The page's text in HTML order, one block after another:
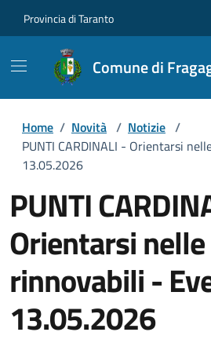
Provincia di Taranto
Comune di
Home / Novità / Notizie /
PUNTI CARDINALI - Orientarsi
13.05.2026
PUNTI
Orientarsi nelle
rinnovabili -
13.05.2026